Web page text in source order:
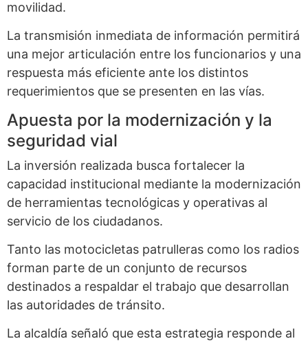
movilidad.
La transmisión inmediata de información permitirá
una mejor articulación entre los funcionarios y una
respuesta más eficiente ante los distintos
requerimientos que se presenten en las vías.
Apuesta por la modernización y la
seguridad vial
La inversión realizada busca fortalecer la
capacidad institucional mediante la modernización
de herramientas tecnológicas y operativas al
servicio de los ciudadanos.
Tanto las motocicletas patrulleras como los radios
forman parte de un conjunto de recursos
destinados a respaldar el trabajo que desarrollan
las autoridades de tránsito.
La alcaldía señaló que esta estrategia responde al